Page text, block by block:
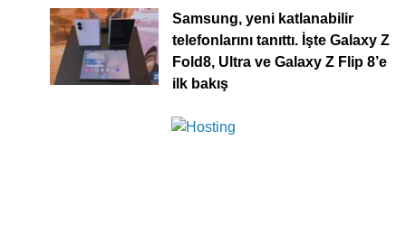
Samsung, yeni katlanabilir
telefonlarını tanıttı. İşte Galaxy Z
Fold8, Ultra ve Galaxy Z Flip 8’e
ilk bakış